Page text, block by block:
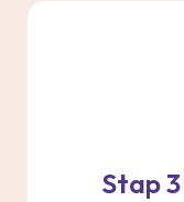
Stap 3